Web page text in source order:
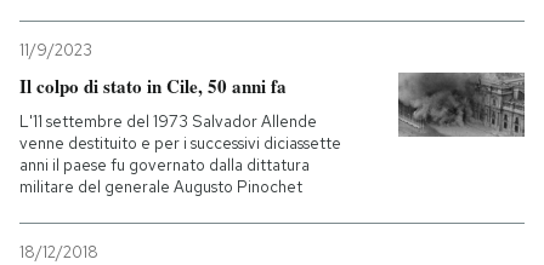
11/9/2023
Il colpo di stato in Cile, 50 anni fa
L'11 settembre del 1973 Salvador Allende
venne destituito e per i successivi diciassette
anni il paese fu governato dalla dittatura
militare del generale Augusto Pinochet
18/12/2018